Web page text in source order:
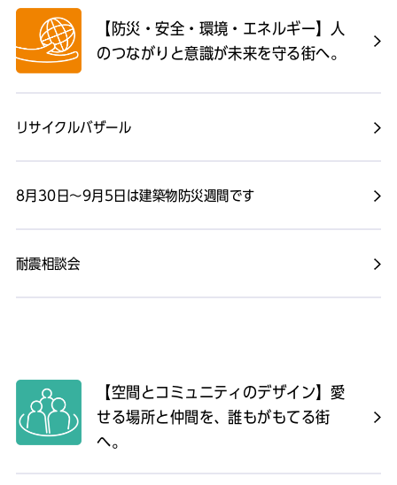
【防災・安全・環境・エネルギー】人
のつながりと意識が未来を守る街へ。
リサイクルバザール
8月30日～9月5日は建築物防災週間です
耐震相談会
【空間とコミュニティのデザイン】愛
せる場所と仲間を、誰もがもてる街
へ。